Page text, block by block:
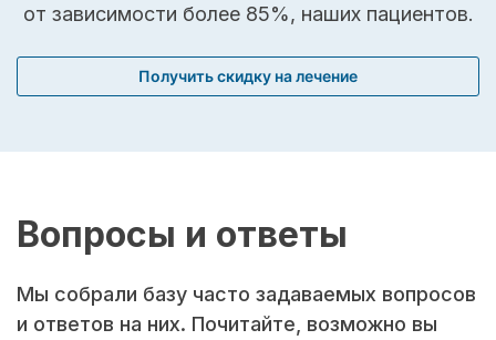
от зависимости более 85%, наших пациентов.
Получить скидку на лечение
Вопросы и ответы
Мы собрали базу часто задаваемых вопросов
и ответов на них. Почитайте, возможно вы